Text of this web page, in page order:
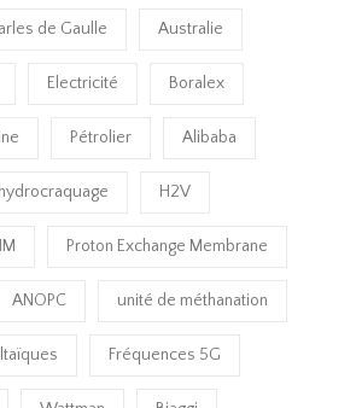
de Gaulle Australie
Electricité Boralex
Pétrolier Alibaba
hydrocraquage H2V
Proton Exchange Membrane
ANOPC unité de méthanation
Fréquences 5G